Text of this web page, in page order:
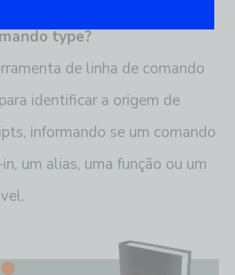
type?
de linha de comando
identificar a origem de
informando se um comando
um alias, uma função ou um